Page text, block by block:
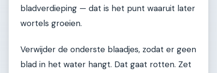
bladverdieping — dat is het punt waaruit later
wortels groeien.
Verwijder de onderste blaadjes, zodat er geen
blad in het water hangt. Dat gaat rotten. Zet